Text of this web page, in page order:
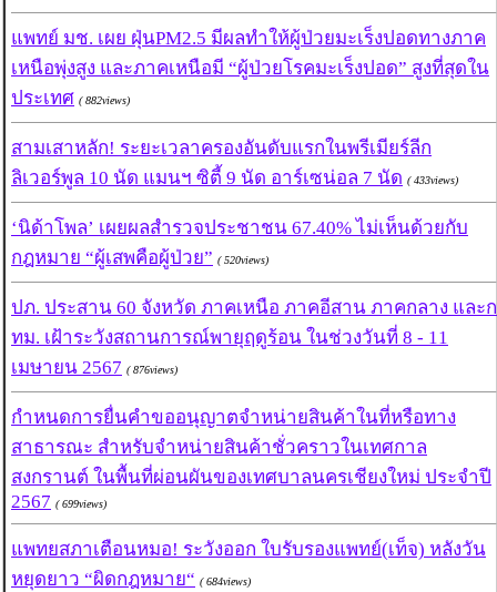
แพทย์ มช. เผย ฝุ่นPM2.5 มีผลทำให้ผู้ป่วยมะเร็งปอดทางภาค
เหนือพุ่งสูง และภาคเหนือมี “ผู้ป่วยโรคมะเร็งปอด” สูงที่สุดใน
ประเทศ ( 882views)
สามเสาหลัก! ระยะเวลาครองอันดับแรกในพรีเมียร์ลีก
ลิเวอร์พูล 10 นัด แมนฯ ซิตี้ 9 นัด อาร์เซน่อล 7 นัด ( 433views)
‘นิด้าโพล’ เผยผลสำรวจประชาชน 67.40% ไม่เห็นด้วยกับ
กฎหมาย “ผู้เสพคือผู้ป่วย” ( 520views)
ปภ. ประสาน 60 จังหวัด ภาคเหนือ ภาคอีสาน ภาคกลาง และก
ทม. เฝ้าระวังสถานการณ์พายุฤดูร้อน ในช่วงวันที่ 8 - 11
เมษายน 2567 ( 876views)
กำหนดการยื่นคำขออนุญาตจำหน่ายสินค้าในที่หรือทาง
สาธารณะ สำหรับจำหน่ายสินค้าชั่วคราวในเทศกาล
สงกรานต์ ในพื้นที่ผ่อนผันของเทศบาลนครเชียงใหม่ ประจำปี
2567 ( 699views)
แพทยสภาเตือนหมอ! ระวังออก ใบรับรองแพทย์(เท็จ) หลังวัน
หยุดยาว “ผิดกฎหมาย“ ( 684views)